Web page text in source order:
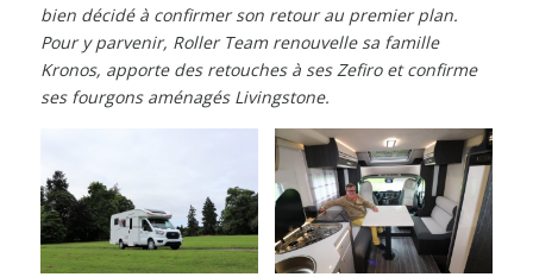
bien décidé à confirmer son retour au premier plan.
Pour y parvenir, Roller Team renouvelle sa famille
Kronos, apporte des retouches à ses Zefiro et confirme
ses fourgons aménagés Livingstone.